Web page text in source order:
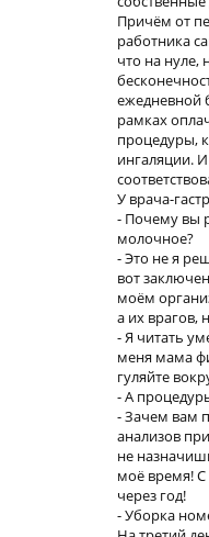
Причём от
работника
что на нуле,
ежедневной
рамках
процедуры,
ингаляции.
У врача-
- Почему вы
молочное?
- Это не я
вот
моём
а их врагов,
- Я читать
меня мама
гуляйте
- А
- Зачем вам
анализов
не
моё время!
через год!
- Уборка